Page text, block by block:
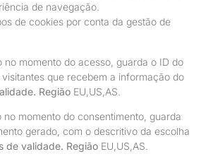
de navegação.
de cookies por conta da gestão de
no momento do acesso, guarda o ID do
que recebem a informação do
Região EU,US,AS.
no momento do consentimento, guarda
gerado, com o descritivo da escolha
de validade. Região EU,US,AS.